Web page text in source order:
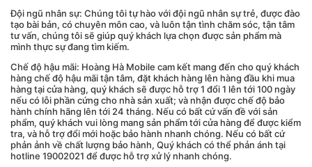
Đội ngũ nhân sự: Chúng tôi tự hào với đội ngũ nhân sự trẻ, được đào
tạo bài bản, có chuyên môn cao, và luôn tận tình chăm sóc, tận tâm
tư vấn, chúng tôi sẽ giúp quý khách lựa chọn được sản phẩm mà
mình thực sự đang tìm kiếm.
Chế độ hậu mãi: Hoàng Hà Mobile cam kết mang đến cho quý khách
hàng chế độ hậu mãi tận tâm, đặt khách hàng lên hàng đầu khi mua
hàng tại cửa hàng, quý khách sẽ được hỗ trợ 1 đổi 1 lên tới 100 ngày
nếu có lỗi phần cứng cho nhà sản xuất; và nhận được chế độ bảo
hành chính hãng lên tới 24 tháng. Nếu có bất cứ vấn đề với sản
phẩm, quý khách vui lòng mang sản phẩm tới cửa hàng để được kiểm
tra, và hỗ trợ đổi mới hoặc bảo hành nhanh chóng. Nếu có bất cứ
phản ảnh về chất lượng bảo hành, Quý khách có thể phản ánh tại
hotline 19002021 để được hỗ trợ xử lý nhanh chóng.